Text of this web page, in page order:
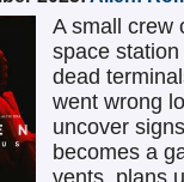
A small crew
space
dead
went wrong
uncover
becomes a
vents, plans